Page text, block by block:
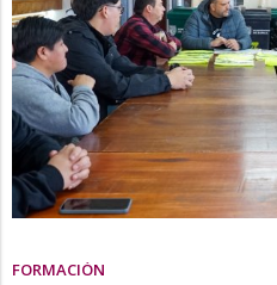
FORMACIÓN